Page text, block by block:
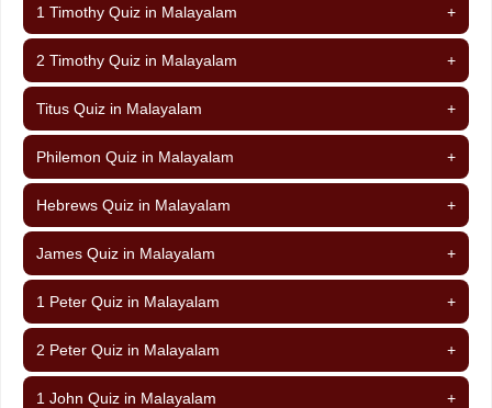
1 Timothy Quiz in Malayalam +
2 Timothy Quiz in Malayalam +
Titus Quiz in Malayalam +
Philemon Quiz in Malayalam +
Hebrews Quiz in Malayalam +
James Quiz in Malayalam +
1 Peter Quiz in Malayalam +
2 Peter Quiz in Malayalam +
1 John Quiz in Malayalam +